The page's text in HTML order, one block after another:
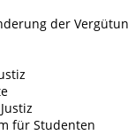
der
für Studenten